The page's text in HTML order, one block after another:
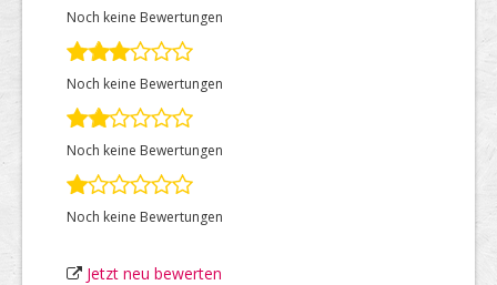
Über uns
Noch keine Bewertungen
Noch keine Bewertungen
Noch keine Bewertungen
Noch keine Bewertungen
Jetzt neu bewerten